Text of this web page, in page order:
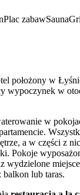
Plac zabawSauna
położony w
wypoczynek w
w
a w części z
Pokoje
wydzielone
lub taras.